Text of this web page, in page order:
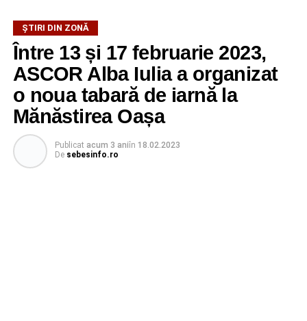
ȘTIRI DIN ZONĂ
Între 13 și 17 februarie 2023,
ASCOR Alba Iulia a organizat
o noua tabară de iarnă la
Mănăstirea Oașa
Publicat acum 3 aniîn 18.02.2023
De sebesinfo.ro